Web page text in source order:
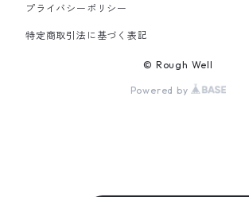
プライバシーポリシー
特定商取引法に基づく表記
© Rough Well
Powered by